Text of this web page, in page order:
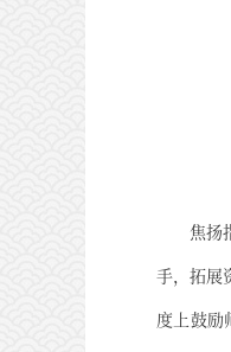
焦扬
手，拓展
度上鼓励